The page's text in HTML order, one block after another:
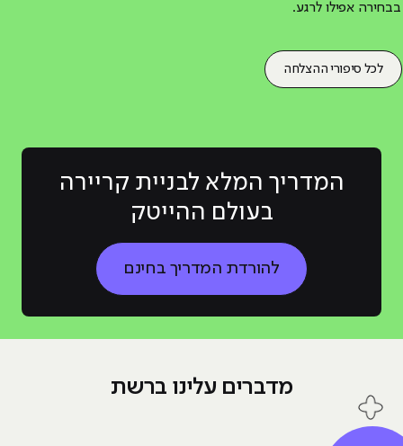
בבחירה אפילו לרגע.
לכל סיפורי ההצלחה
המדריך המלא לבניית קריירה
בעולם ההייטק
להורדת המדריך בחינם
מדברים עלינו ברשת